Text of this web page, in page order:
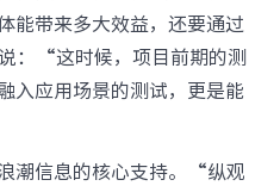
能带来多大效益，还要通过
：“这时候，项目前期的测
入应用场景的测试，更是能
潮信息的核心支持。“纵观